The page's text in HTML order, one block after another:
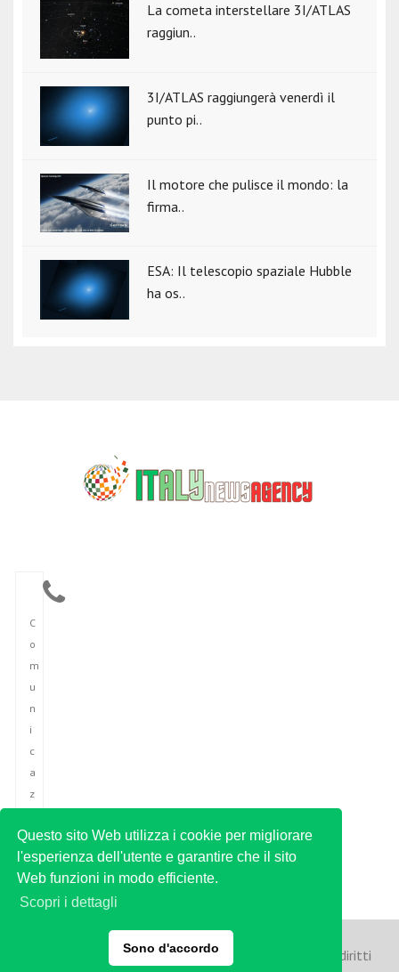
Questo sito Web utilizza i cookie per migliorare
l'esperienza dell'utente e garantire che il sito
Web funzioni in modo efficiente.
Scopri i dettagli
Sono d'accordo
La cometa interstellare 3I/ATLAS
raggiun..
3I/ATLAS raggiungerà venerdì il
punto pi..
Il motore che pulisce il mondo: la
firma..
ESA: Il telescopio spaziale Hubble
ha os..
C
o
m
u
n
i
c
a
z
o
n
e
Copyright © 2023 Agenzia di stampa italiana. Tutti i diritti